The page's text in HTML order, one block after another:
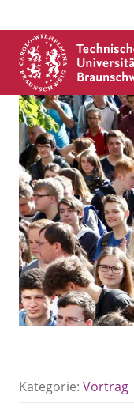
Kategorie: Vortrag